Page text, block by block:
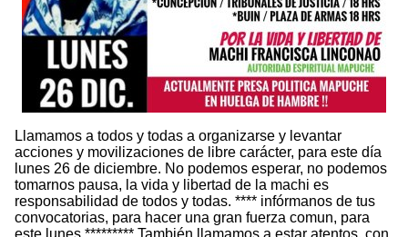
Llamamos a todos y todas a organizarse y levantar
acciones y movilizaciones de libre carácter, para este día
lunes 26 de diciembre. No podemos esperar, no podemos
tomarnos pausa, la vida y libertad de la machi es
responsabilidad de todos y todas. **** infórmanos de tus
convocatorias, para hacer una gran fuerza comun, para